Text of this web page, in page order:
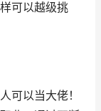
可以越级挑
可以当大佬！